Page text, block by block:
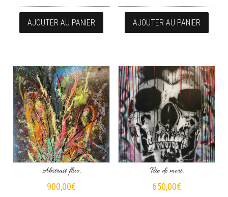
AJOUTER AU PANIER AJOUTER AU PANIER
Abstrait fluo.
900,00€
Tête de mort.
650,00€